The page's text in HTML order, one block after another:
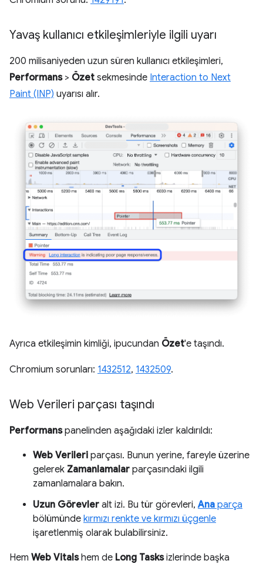
Yavaş kullanıcı etkileşimleriyle ilgili uyarı
200 milisaniyeden uzun süren kullanıcı etkileşimleri,
Performans> Özet sekmesinde Interaction to Next
Paint (INP) uyarısı alır.
Ayrıca etkileşimin kimliği, ipucundan Özet'e taşındı.
Chromium sorunları: 1432512, 1432509.
Web Verileri parçası taşındı
Performanspanelinden aşağıdaki izler kaldırıldı:
Web Verileri parçası. Bunun yerine, fareyle üzerine
gelerek Zamanlamalar parçasındaki ilgili
zamanlamalara bakın.
Uzun Görevler alt izi. Bu tür görevleri,Ana parça
bölümünde kırmızı renkte ve kırmızı üçgenle
işaretlenmiş olarak bulabilirsiniz.
Hem Web Vitalshem de Long Tasksizlerinde başka